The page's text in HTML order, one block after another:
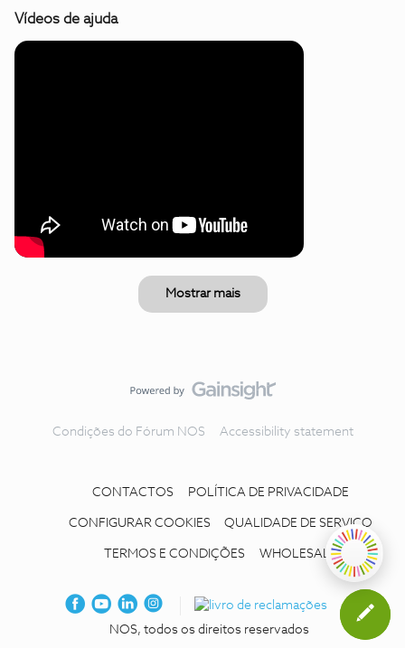
Vídeos de ajuda
Mostrar mais
Condições do Fórum NOS Accessibility statement
CONTACTOS POLÍTICA DE PRIVACIDADE
CONFIGURAR COOKIES QUALIDADE DE SERVIÇO
TERMOS E CONDIÇÕES WHOLESALE
NOS, todos os direitos reservados